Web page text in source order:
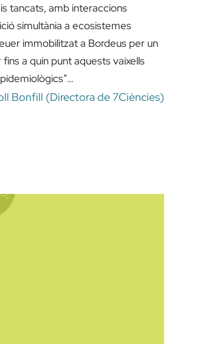
tancats, amb interaccions
simultània a ecosistemes
immobilitzat a Bordeus per un
a quin punt aquests vaixells
Bonfill (Directora de 7Ciències)